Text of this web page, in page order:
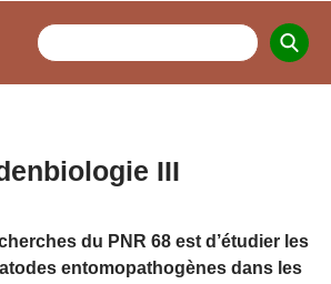
III
du PNR 68 est d’étudier les
entomopathogènes dans les